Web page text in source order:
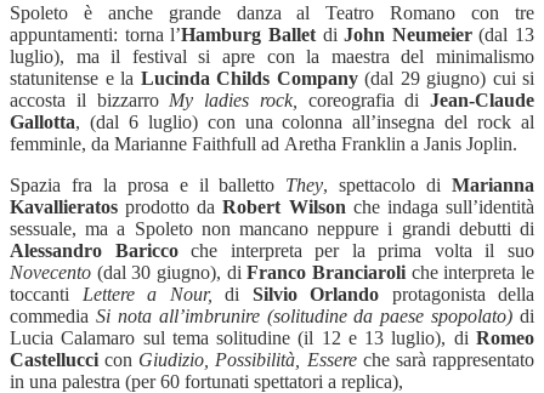
Spoleto è anche grande danza al Teatro Romano con tre
appuntamenti: tornal’Hamburg BalletdiJohn Neumeier (dal 13
luglio), ma il festival si apre con la maestra del minimalismo
statunitense e la Lucinda Childs Company(dal 29 giugno) cui si
accosta il bizzarro My ladies rock, coreografia di Jean-Claude
Gallotta, (dal 6 luglio) con una colonna all’insegna del rock al
femminle, da Marianne Faithfull ad Aretha Franklin a Janis Joplin.
Spazia fra la prosa e il balletto They, spettacolo diMarianna
Kavallieratos prodotto daRobert Wilson che indaga sull’identità
sessuale, ma a Spoleto non mancano neppure i grandi debutti di
Alessandro Bariccoche interpreta per la prima volta il suo
Novecento (dal 30 giugno), diFranco Branciaroli che interpreta le
toccanti Lettere a Nour, di Silvio Orlando
protagonista della
commedia Si nota all’imbrunire (solitudine da paese spopolato) di
Lucia Calamaro sul tema solitudine (il 12 e 13 luglio), diRomeo
Castelluccicon Giudizio, Possibilità , Essere che sarà rappresentato
in una palestra (per 60 fortunati spettatori a replica),